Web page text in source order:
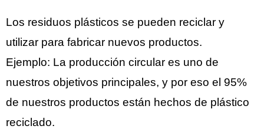
Los residuos plásticos se pueden reciclar y
utilizar para fabricar nuevos productos.
Ejemplo: La producción circular es uno de
nuestros objetivos principales, y por eso el 95%
de nuestros productos están hechos de plástico
reciclado.